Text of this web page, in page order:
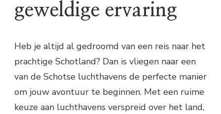
geweldige ervaring
Heb je altijd al gedroomd van een reis naar het
prachtige Schotland? Dan is vliegen naar een
van de Schotse luchthavens de perfecte manier
om jouw avontuur te beginnen. Met een ruime
keuze aan luchthavens verspreid over het land,